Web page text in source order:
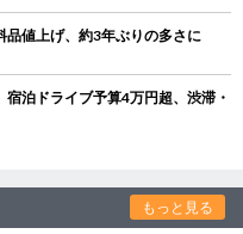
値上げ、約3年ぶりの多さに
泊ドライブ予算4万円超、渋滞・
もっと見る